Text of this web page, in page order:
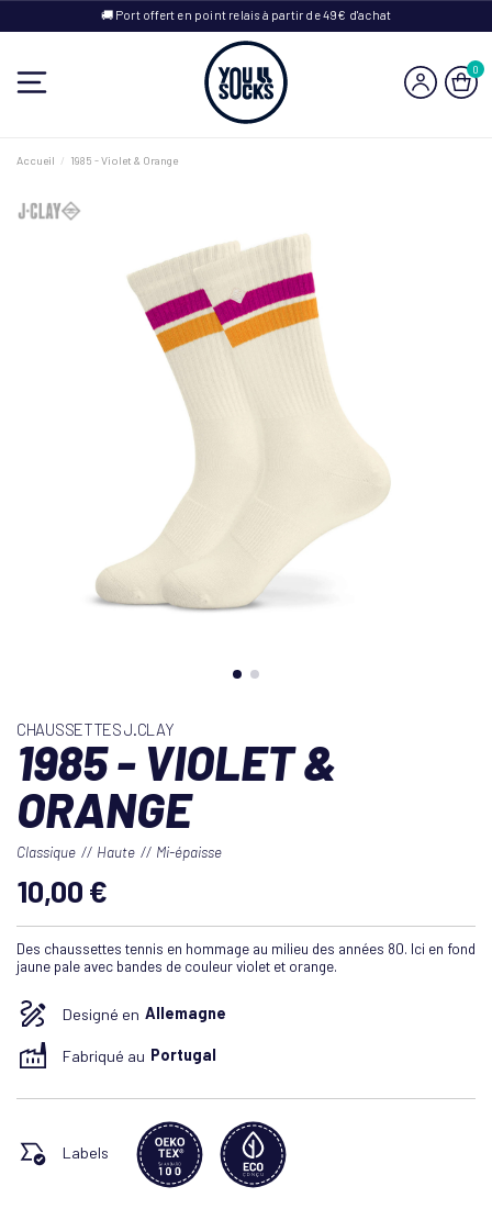
🚚 Port offert en point relais à partir de 49€ d'achat
0
Accueil 1985 - Violet & Orange
CHAUSSETTES J.CLAY
1985 - VIOLET &
ORANGE
Classique Haute Mi-épaisse
10,00 €
Des chaussettes tennis en hommage au milieu des années 80. Ici en fond
jaune pale avec bandes de couleur violet et orange.
Designé en Allemagne
Fabriqué au Portugal
Labels